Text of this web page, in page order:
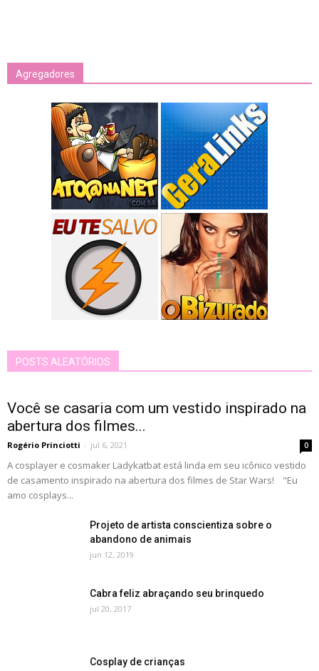
Agregadores
POSTS ALEATÓRIOS
Você se casaria com um vestido inspirado na
abertura dos filmes...
Rogério Princiotti - jul 6, 2021 0
A cosplayer e cosmaker Ladykatbat está linda em seu icônico vestido
de casamento inspirado na abertura dos filmes de Star Wars! "Eu
amo cosplays...
Projeto de artista conscientiza sobre o
abandono de animais
jun 12, 2019
Cabra feliz abraçando seu brinquedo
jul 20, 2017
Cosplay de crianças